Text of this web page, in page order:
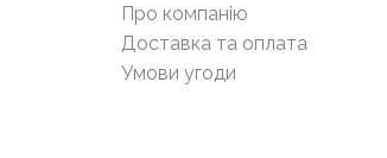
Про компанію
Доставка та оплата
Умови угоди